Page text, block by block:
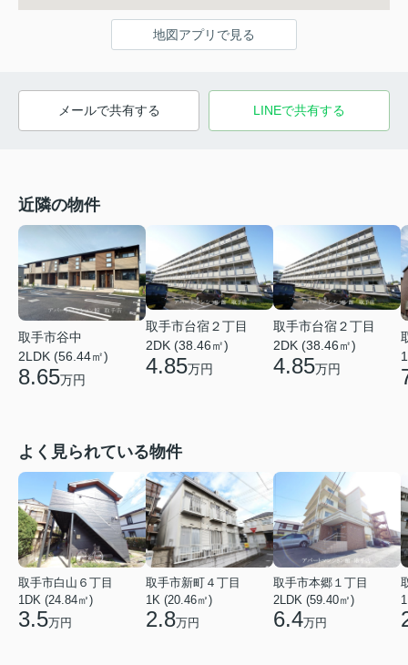
地図アプリで見る
メールで共有する LINEで共有する
近隣の物件
取手市谷中
2LDK (56.44㎡)
8.65万円
取手市台宿２丁目
2DK (38.46㎡)
4.85万円
取手市台宿２丁目
2DK (38.46㎡)
4.85万円
よく見られている物件
取手市白山６丁目
1DK (24.84㎡)
3.5万円
取手市新町４丁目
1K (20.46㎡)
2.8万円
取手市本郷１丁目
2LDK (59.40㎡)
6.4万円